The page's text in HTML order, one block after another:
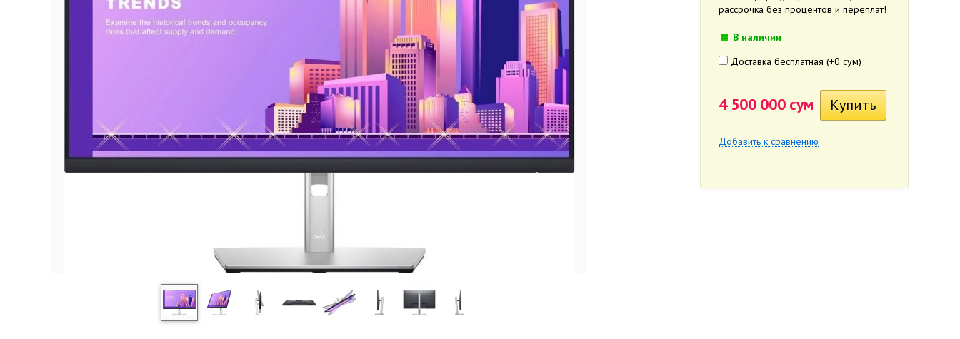
рассрочка без процентов и переплат!
В наличии
Доставка бесплатная (+0 сум)
4 500 000 сум
Добавить к сравнению